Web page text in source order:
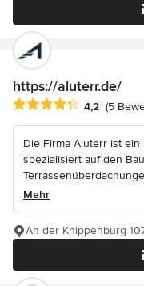
https://aluterr.de/
Durchschnittliche
4,2 (5
Die Firma Aluterr ist
spezialisiert auf den
Mehr
An der Knippenburg